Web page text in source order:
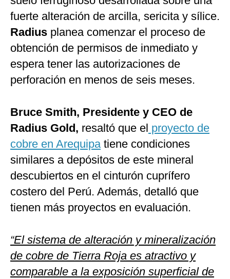
fuerte alteración de arcilla, sericita y sílice.
Radius planea comenzar el proceso de
obtención de permisos de inmediato y
espera tener las autorizaciones de
perforación en menos de seis meses.
Bruce Smith, Presidente y CEO de
Radius Gold, resaltó que el proyecto de
cobre en Arequipatiene condiciones
similares a depósitos de este mineral
descubiertos en el cinturón cuprífero
costero del Perú. Además, detalló que
tienen más proyectos en evaluación.
“El sistema de alteración y mineralización
de cobre de Tierra Roja es atractivo y
comparable a la exposición superficial de